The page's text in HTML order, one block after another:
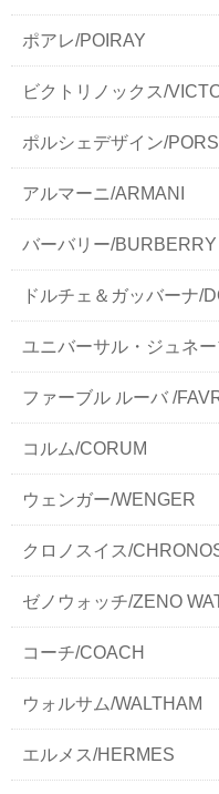
ポアレ/POIRAY
ビクトリノックス/
ポルシェデザイン/
アルマーニ/ARMANI
バーバリー/BURBERRY
ドルチェ＆ガッバーナ/
ユニバーサル・ジュネ
ファーブル ルーバ /
コルム/CORUM
ウェンガー/WENGER
クロノスイス/
ゼノウォッチ/ZENO
コーチ/COACH
ウォルサム/WALTHAM
エルメス/HERMES